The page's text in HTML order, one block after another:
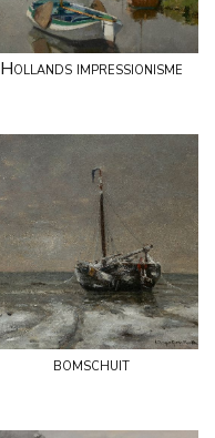
Hollands impressionisme
bomschuit